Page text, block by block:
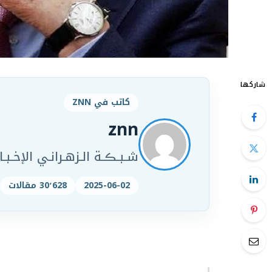
شاركها
كاتب في ZNN
znn
شـبـڪـة الـزهـرانـي
2025-06-02 30٬628 مقالات